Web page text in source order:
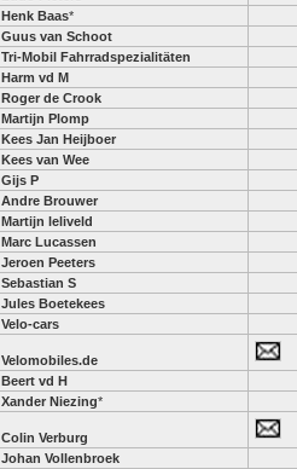
Henk Baas*
Guus van Schoot
Tri-Mobil Fahrradspezialitäten
Harm vd M
Roger de Crook
Martijn Plomp
Kees Jan Heijboer
Kees van Wee
Gijs P
Andre Brouwer
Martijn leliveld
Marc Lucassen
Jeroen Peeters
Sebastian S
Jules Boetekees
Velo-cars
Velomobiles.de
Beert vd H
Xander Niezing*
Colin Verburg
Johan Vollenbroek